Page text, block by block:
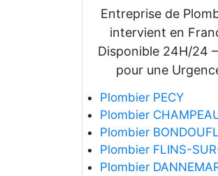
Entreprise de
intervient en
Disponible 24H/24
pour une
Plombier PECY
Plombier
Plombier
Plombier FLINS-
Plombier